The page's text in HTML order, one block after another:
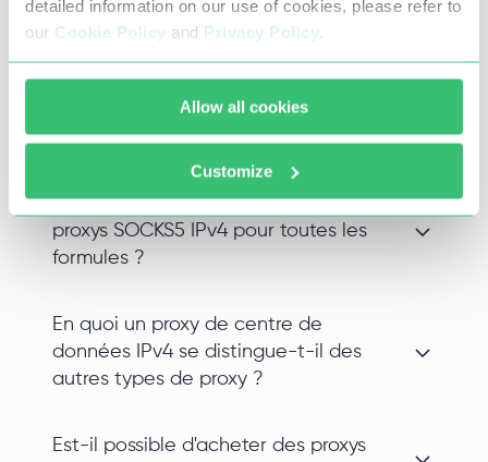
detailed information on our use of cookies, please refer to
our Cookie Policy and Privacy Policy
Allow all cookies
Customize
subirez aucune interférence due à l'activité
d'autres utilisateurs, et que la réputation de votre
adresse IP restera intacte pendant toute la durée
constantes, car l'adresse vous est réservée en
exclusivité.
Proposez-vous la prise en charge des
proxys SOCKS5 IPv4 pour toutes les
formules ?
En quoi un proxy de centre de
données IPv4 se distingue-t-il des
autres types de proxy ?
Est-il possible d'acheter des proxys